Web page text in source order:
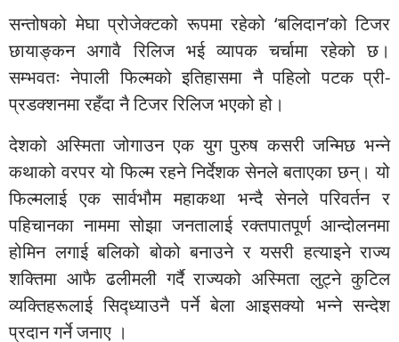
सन्तोषको मेघा प्रोजेक्टको रूपमा रहेको ‘बलिदान’को टिजर
छायाङ्कन अगावै रिलिज भई व्यापक चर्चामा रहेको छ।
सम्भवतः नेपाली फिल्मको इतिहासमा नै पहिलो पटक प्री-
प्रडक्शनमा रहँदा नै टिजर रिलिज भएको हो।
देशको अस्मिता जोगाउन एक युग पुरुष कसरी जन्मिछ भन्ने
कथाको वरपर यो फिल्म रहने निर्देशक सेनले बताएका छन्। यो
फिल्मलाई एक सार्वभौम महाकथा भन्दै सेनले परिवर्तन र
पहिचानका नाममा सोझा जनतालाई रक्तपातपूर्ण आन्दोलनमा
होमिन लगाई बलिको बोको बनाउने र यसरी हत्याइने राज्य
शक्तिमा आफै ढलीमली गर्दै राज्यको अस्मिता लुट्ने कुटिल
व्यक्तिहरूलाई सिद्ध्याउनै पर्ने बेला आइसक्यो भन्ने सन्देश
प्रदान गर्ने जनाए ।